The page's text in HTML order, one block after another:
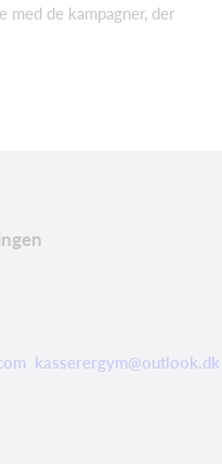
med de kampagner, der
kasserergym@outlook.dk